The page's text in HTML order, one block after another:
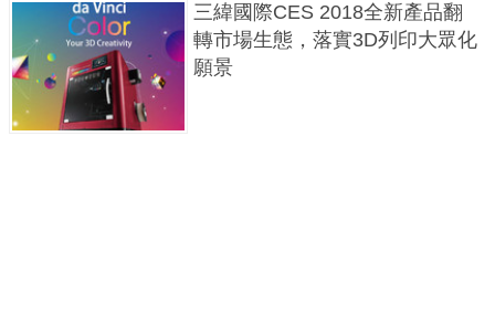
三緯國際CES 2018全新產品翻
轉市場生態，落實3D列印大眾化
願景